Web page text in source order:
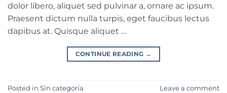
dolor libero, aliquet sed pulvinar a, ornare ac ipsum.
Praesent dictum nulla turpis, eget faucibus lectus
dapibus at. Quisque aliquet …
CONTINUE READING →
Posted in Sin categoría Leave a comment